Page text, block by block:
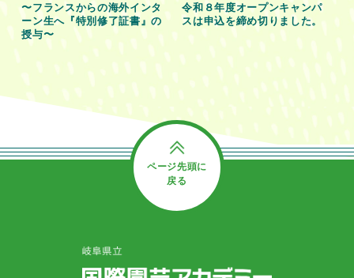
〜フランスからの海外インタ
ーン生へ『特別修了証書』の
授与〜
令和８年度オープンキャンパ
スは申込を締め切りました。
ページ先頭に
戻る